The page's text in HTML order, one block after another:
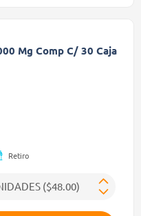
Mg Comp C/ 30 Caja
Retiro